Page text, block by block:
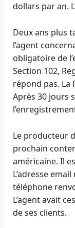
dollars par an.
Deux ans plus
l’agent
obligatoire de
Section 102,
répond pas. La
Après 30 jours
Le producteur
prochain
américaine. Il
L’adresse
téléphone
L’agent avait
de ses clients.